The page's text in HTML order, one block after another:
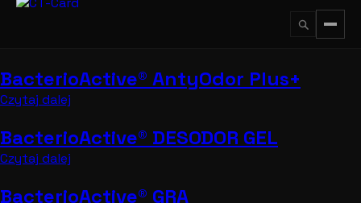
Przejdź
↵ ESC
BacterioActive® AntyOdor Plus+
Czytaj dalej
BacterioActive® DESODOR GEL
Czytaj dalej
BacterioActive® GRA